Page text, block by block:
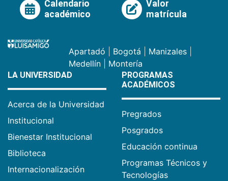
Calendario
académico
Valor
matrícula
Apartadó Bogotá Manizales
Medellín
Montería
LA UNIVERSIDAD
Acerca de la Universidad
Institucional
Bienestar Institucional
Biblioteca
Internacionalización
PROGRAMAS
ACADÉMICOS
Pregrados
Posgrados
Educación continua
Programas Técnicos y
Tecnologías